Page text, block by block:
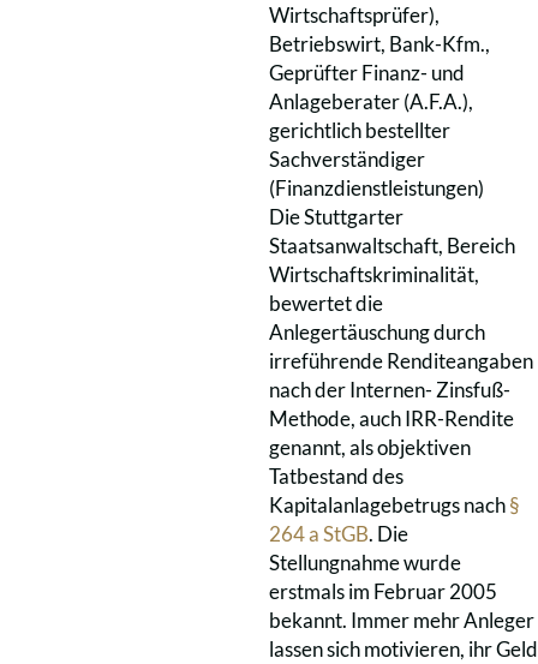
Wirtschaftsprüfer),
Betriebswirt, Bank-Kfm.,
Geprüfter Finanz- und
Anlageberater (A.F.A.),
gerichtlich bestellter
Sachverständiger
(Finanzdienstleistungen)
Die Stuttgarter
Staatsanwaltschaft, Bereich
Wirtschaftskriminalität,
bewertet die
Anlegertäuschung durch
irreführende Renditeangaben
nach der Internen- Zinsfuß-
Methode, auch IRR-Rendite
genannt, als objektiven
Tatbestand des
Kapitalanlagebetrugs nach§
264 a StGB. Die
Stellungnahme wurde
erstmals im Februar 2005
bekannt. Immer mehr Anleger
lassen sich motivieren, ihr Geld